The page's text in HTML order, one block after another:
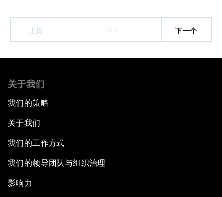
上页 1/15 下一个
关于我们
我们的策略
关于我们
我们的工作方式
我们的领导团队与组织治理
影响力